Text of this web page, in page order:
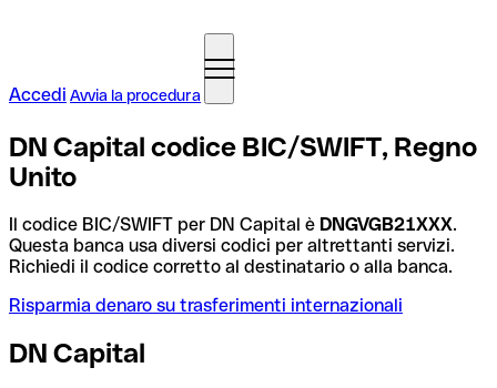
Accedi Avvia la procedura
DN Capital codice BIC/SWIFT, Regno
Unito
Il codice BIC/SWIFT per DN Capital è DNGVGB21XXX.
Questa banca usa diversi codici per altrettanti servizi.
Richiedi il codice corretto al destinatario o alla banca.
Risparmia denaro su trasferimenti internazionali
DN Capital